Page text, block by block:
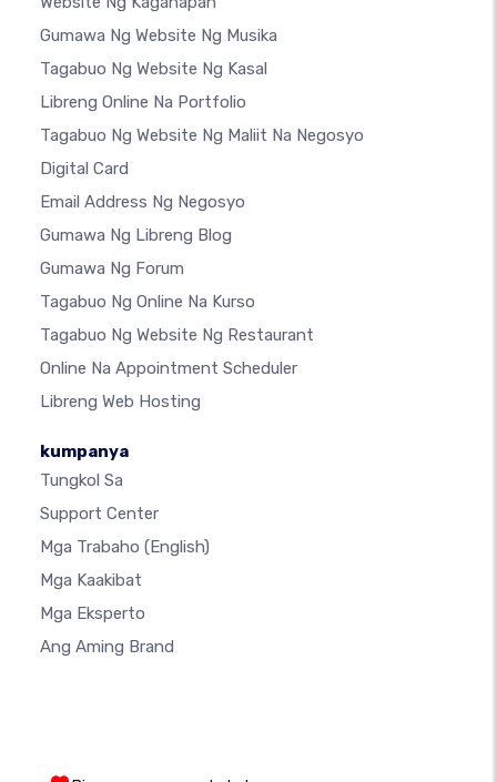
Gumawa Ng Website Ng Musika
Tagabuo Ng Website Ng Kasal
Libreng Online Na Portfolio
Tagabuo Ng Website Ng Maliit Na Negosyo
Digital Card
Email Address Ng Negosyo
Gumawa Ng Libreng Blog
Gumawa Ng Forum
Tagabuo Ng Online Na Kurso
Tagabuo Ng Website Ng Restaurant
Online Na Appointment Scheduler
Libreng Web Hosting
kumpanya
Tungkol Sa
Support Center
Mga Trabaho (English)
Mga Kaakibat
Mga Eksperto
Ang Aming Brand